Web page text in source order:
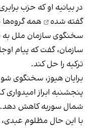
در بیانیه او که حزب
گفته شده
همه گروه‌ها
سخنگوی سازمان ملل به
سازمان، گفت که پیام
ترکیه را حل کند.
برایان هیوز، سخنگوی
پنجشنبه ابراز امیدواری
شمال سوریه کاهش دهد.
با این حال مظلوم عبدی،